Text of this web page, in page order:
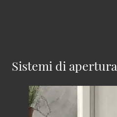
Sistemi di apertura